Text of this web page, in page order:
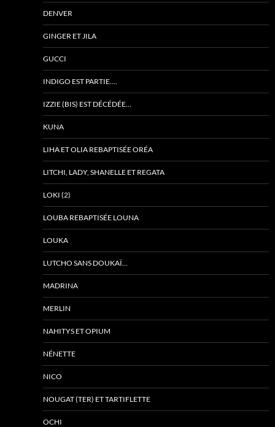
DENVER
GINGER ET JILA
GUCCI
INDIGO EST PARTIE….
IZZIE (BIS) EST DÉCÉDÉE…
KUNA
LIHA ET OLIA REBAPTISÉE ORÉA
LITCHI, LADY, SHANELLE ET REGATA
LOKI (2)
LOUBA REBAPTISÉE LOUNA
LOUKA
LUTCHO SANS DOUKAÏ…
MADRINA
MERLIN
NAHITYS ET OPIUM
NÉNETTE
NICO
NOUGAT (TER) ET TARTIFLETTE
OCHI